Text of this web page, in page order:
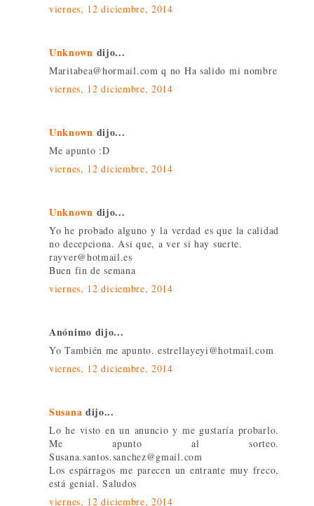
viernes, 12 diciembre, 2014
Unknown dijo...
Maritabea@hormail.com q no Ha salido mi nombre
viernes, 12 diciembre, 2014
Unknown dijo...
Me apunto :D
viernes, 12 diciembre, 2014
Unknown dijo...
Yo he probado alguno y la verdad es que la calidad
no decepciona. Asi que, a ver si hay suerte.
rayver@hotmail.es
Buen fin de semana
viernes, 12 diciembre, 2014
Anónimo dijo...
Yo También me apunto. estrellayeyi@hotmail.com
viernes, 12 diciembre, 2014
Susana dijo...
Lo he visto en un anuncio y me gustaría probarlo.
Me apunto al sorteo.
Susana.santos.sanchez@gmail.com
Los espárragos me parecen un entrante muy freco,
está genial. Saludos
viernes, 12 diciembre, 2014